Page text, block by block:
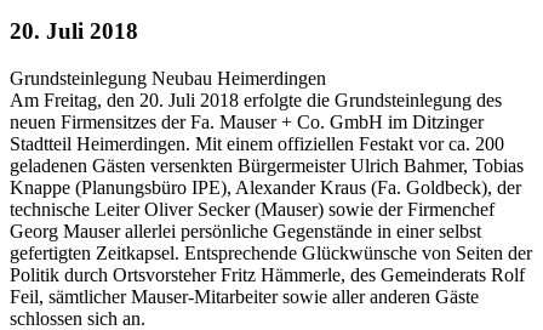
20. Juli 2018
Grundsteinlegung Neubau Heimerdingen
Am Freitag, den 20. Juli 2018 erfolgte die Grundsteinlegung des
neuen Firmensitzes der Fa. Mauser + Co. GmbH im Ditzinger
Stadtteil Heimerdingen. Mit einem offiziellen Festakt vor ca. 200
geladenen Gästen versenkten Bürgermeister Ulrich Bahmer, Tobias
Knappe (Planungsbüro IPE), Alexander Kraus (Fa. Goldbeck), der
technische Leiter Oliver Secker (Mauser) sowie der Firmenchef
Georg Mauser allerlei persönliche Gegenstände in einer selbst
gefertigten Zeitkapsel. Entsprechende Glückwünsche von Seiten der
Politik durch Ortsvorsteher Fritz Hämmerle, des Gemeinderats Rolf
Feil, sämtlicher Mauser-Mitarbeiter sowie aller anderen Gäste
schlossen sich an.